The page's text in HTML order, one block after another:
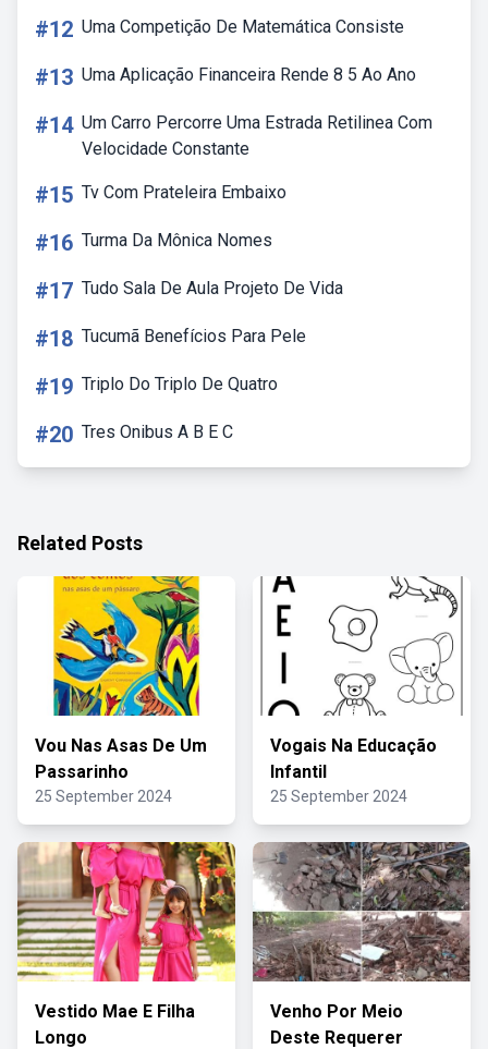
#12 Uma Competição De Matemática Consiste
#13 Uma Aplicação Financeira Rende 8 5 Ao Ano
#14 Um Carro Percorre Uma Estrada Retilinea Com
Velocidade Constante
#15 Tv Com Prateleira Embaixo
#16 Turma Da Mônica Nomes
#17 Tudo Sala De Aula Projeto De Vida
#18 Tucumã Benefícios Para Pele
#19 Triplo Do Triplo De Quatro
#20 Tres Onibus A B E C
Related Posts
Vou Nas Asas De Um
Passarinho
25 September 2024
Vogais Na Educação
Infantil
25 September 2024
Vestido Mae E Filha
Longo
Venho Por Meio
Deste Requerer